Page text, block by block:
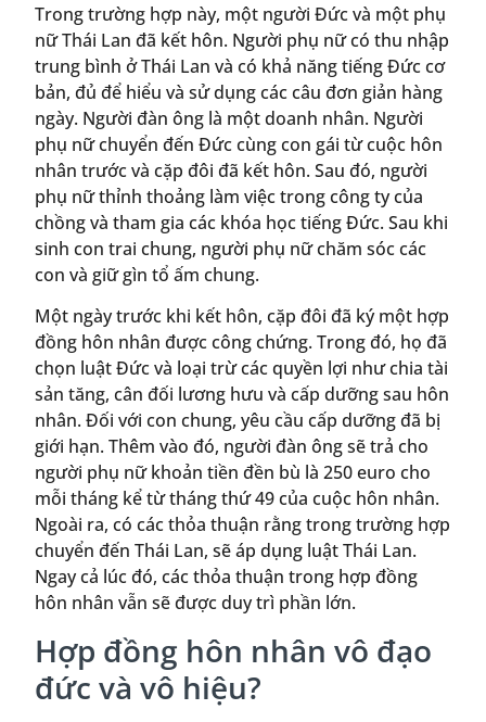
Trong trường hợp này, một người Đức và một phụ
nữ Thái Lan đã kết hôn. Người phụ nữ có thu nhập
trung bình ở Thái Lan và có khả năng tiếng Đức cơ
bản, đủ để hiểu và sử dụng các câu đơn giản hàng
ngày. Người đàn ông là một doanh nhân. Người
phụ nữ chuyển đến Đức cùng con gái từ cuộc hôn
nhân trước và cặp đôi đã kết hôn. Sau đó, người
phụ nữ thỉnh thoảng làm việc trong công ty của
chồng và tham gia các khóa học tiếng Đức. Sau khi
sinh con trai chung, người phụ nữ chăm sóc các
con và giữ gìn tổ ấm chung.
Một ngày trước khi kết hôn, cặp đôi đã ký một hợp
đồng hôn nhân được công chứng. Trong đó, họ đã
chọn luật Đức và loại trừ các quyền lợi như chia tài
sản tăng, cân đối lương hưu và cấp dưỡng sau hôn
nhân. Đối với con chung, yêu cầu cấp dưỡng đã bị
giới hạn. Thêm vào đó, người đàn ông sẽ trả cho
người phụ nữ khoản tiền đền bù là 250 euro cho
mỗi tháng kể từ tháng thứ 49 của cuộc hôn nhân.
Ngoài ra, có các thỏa thuận rằng trong trường hợp
chuyển đến Thái Lan, sẽ áp dụng luật Thái Lan.
Ngay cả lúc đó, các thỏa thuận trong hợp đồng
hôn nhân vẫn sẽ được duy trì phần lớn.
Hợp đồng hôn nhân vô đạo
đức và vô hiệu?